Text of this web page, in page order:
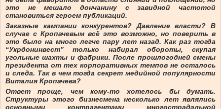
это не мешало дончанину с завидной частотой
становиться героем публикаций.
Заказные кампании конкурентов? Давление власти? В
случае с Кропачевым всё это возможно, но поверить в
это было на много легче пару лет назад. Как раз тогда
“Укрдонинвест” только набирал обороты, скупая
угольные шахты и фабрики. После прошлогодней смены
президента от тех корпоративных темпов не осталось
и следа. Так в чем тогда секрет медийной популярности
Виталия Кропачева?
Ответ проще, чем кому-то хотелось бы думать.
Структуры этого бизнесмена несколько лет являлись
основными контрагентами многострадальной